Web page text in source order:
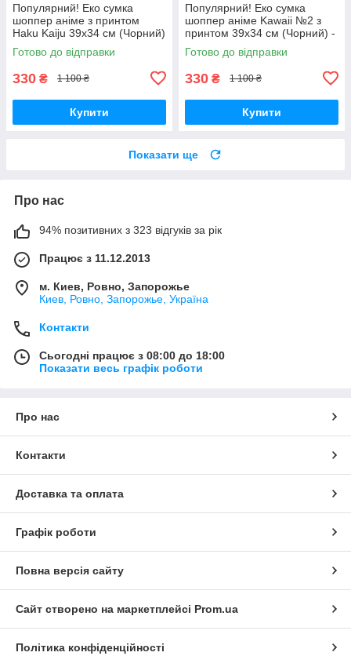
Популярний! Еко сумка
шоппер аніме з принтом
Haku Kaiju 39х34 см (Чорний)
- Краща якість тільки на
Nukleon.com.ua
Готово до відправки
330 ₴ 1 100 ₴
Купити
Популярний! Еко сумка
шоппер аніме Kawaii №2 з
принтом 39х34 см (Чорний) -
Краща якість тільки на
Nukleon.com.ua
Готово до відправки
330 ₴ 1 100 ₴
Купити
Показати ще
Про нас
94% позитивних з 323 відгуків за рік
Працює з 11.12.2013
м. Киев, Ровно, Запорожье
Киев, Ровно, Запорожье, Україна
Контакти
Сьогодні працює з 08:00 до 18:00
Показати весь графік роботи
Про нас
Контакти
Доставка та оплата
Графік роботи
Повна версія сайту
Сайт створено на маркетплейсі Prom.ua
Політика конфіденційності